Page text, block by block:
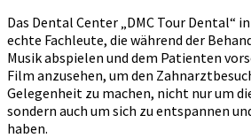
Das Dental Center „DMC Tour Dental“
echte Fachleute, die während der
Musik abspielen und dem Patienten
Film anzusehen, um den
Gelegenheit zu machen, nicht nur um
sondern auch um sich zu entspannen
haben.